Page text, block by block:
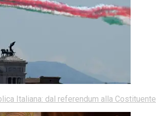
Italiana: dal referendum alla Costituente